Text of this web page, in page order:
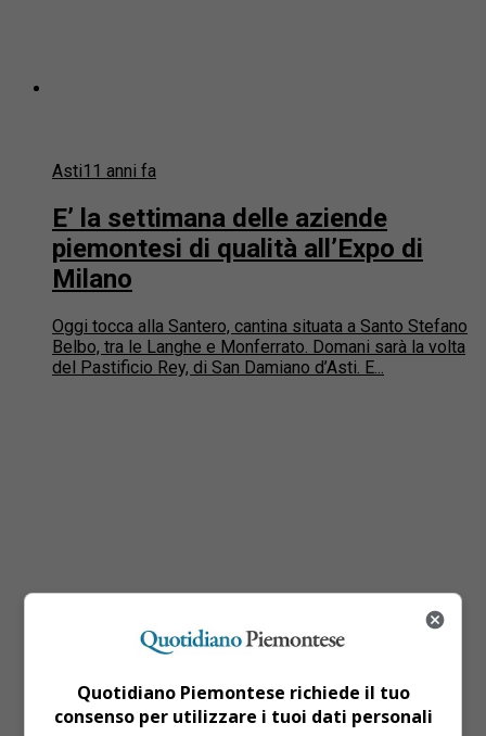
Asti11 anni fa
E’ la settimana delle aziende
piemontesi di qualità all’Expo di
Milano
Oggi tocca alla Santero, cantina situata a Santo Stefano
Belbo, tra le Langhe e Monferrato. Domani sarà la volta
del Pastificio Rey, di San Damiano d’Asti. E...
Quotidiano Piemontese richiede il tuo
consenso per utilizzare i tuoi dati personali